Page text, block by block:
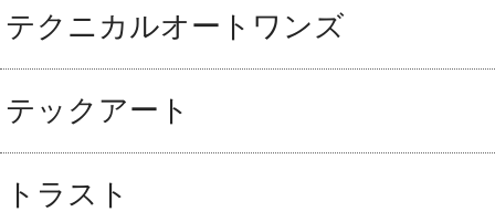
テクニカルオートワンズ
テックアート
トラスト